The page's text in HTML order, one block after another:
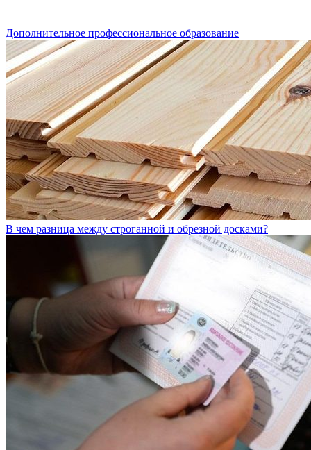
Дополнительное профессиональное образование
В чем разница между строганной и обрезной досками?